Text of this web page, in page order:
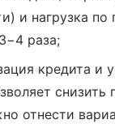
и нагрузка по
раза;
кредита и
снизить
отнести